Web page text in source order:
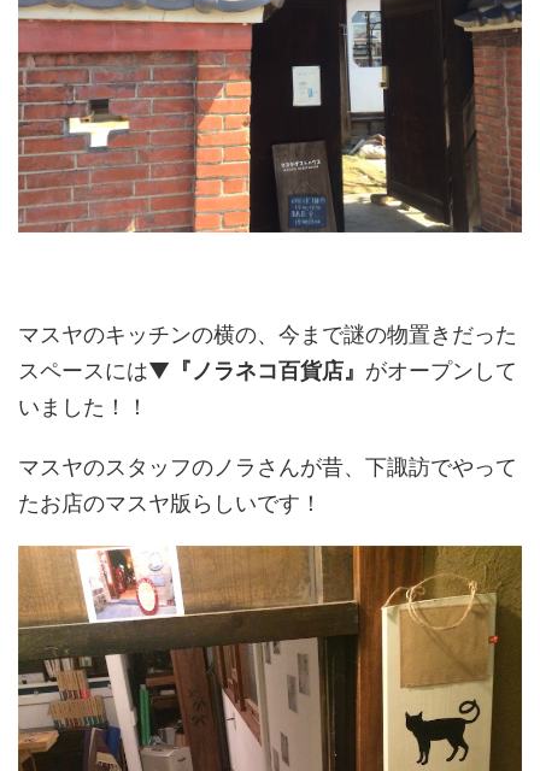
マスヤのキッチンの横の、今まで謎の物置きだった
スペースには▼ 『ノラネコ百貨店』 がオープンして
いました！！
マスヤのスタッフのノラさんが昔、下諏訪でやって
たお店のマスヤ版らしいです！